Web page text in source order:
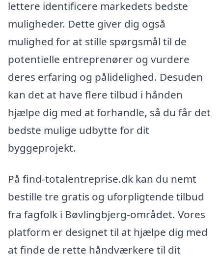
lettere identificere markedets bedste
muligheder. Dette giver dig også
mulighed for at stille spørgsmål til de
potentielle entreprenører og vurdere
deres erfaring og pålidelighed. Desuden
kan det at have flere tilbud i hånden
hjælpe dig med at forhandle, så du får det
bedste mulige udbytte for dit
byggeprojekt.
På find-totalentreprise.dk kan du nemt
bestille tre gratis og uforpligtende tilbud
fra fagfolk i Bøvlingbjerg-området. Vores
platform er designet til at hjælpe dig med
at finde de rette håndværkere til dit